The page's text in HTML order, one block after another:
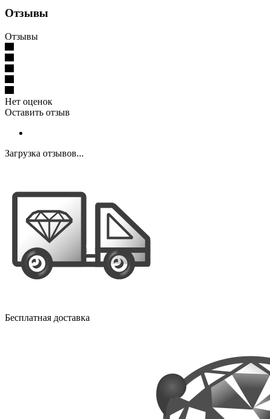
Отзывы
Отзывы
Нет оценок
Оставить отзыв
Загрузка отзывов...
Бесплатная доставка